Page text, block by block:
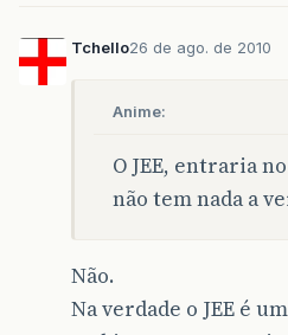
Tchello26 de ago. de 2010
Anime:
O JEE, entraria
não tem nada a
Não.
Na verdade o JEE é